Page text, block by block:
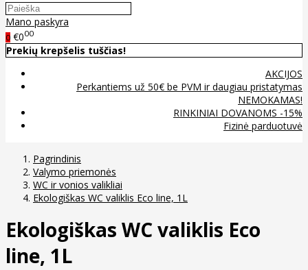
Mano paskyra
0 €000
Prekių krepšelis tuščias!
AKCIJOS
Perkantiems už 50€ be PVM ir daugiau pristatymas
NEMOKAMAS!
RINKINIAI DOVANOMS -15%
Fizinė parduotuvė
Pagrindinis
Valymo priemonės
WC ir vonios valikliai
Ekologiškas WC valiklis Eco line, 1L
Ekologiškas WC valiklis Eco
line, 1L